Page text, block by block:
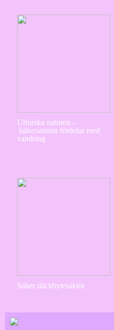
Utforska naturen –
hälsosamma fördelar med
vandring
Säker däckbytesaktör